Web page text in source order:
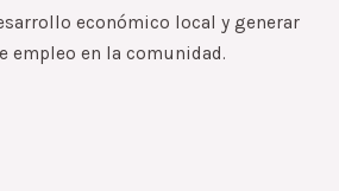
económico local y generar
empleo en la comunidad.